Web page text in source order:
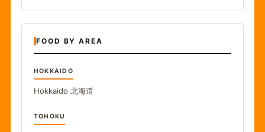
FOOD BY AREA
HOKKAIDO
Hokkaido 北海道
TOHOKU